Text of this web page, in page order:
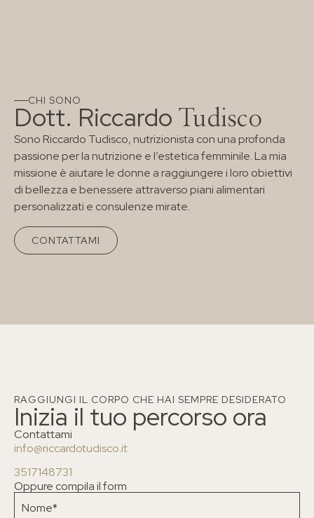
CHI SONO
Dott. Riccardo Tudisco
Sono Riccardo Tudisco, nutrizionista con una profonda
passione per la nutrizione e l’estetica femminile. La mia
missione è aiutare le donne a raggiungere i loro obiettivi
di bellezza e benessere attraverso piani alimentari
personalizzati e consulenze mirate.
CONTATTAMI
RAGGIUNGI IL CORPO CHE HAI SEMPRE DESIDERATO
Inizia il tuo percorso ora
Contattami
info@riccardotudisco.it
3517148731
Oppure compila il form